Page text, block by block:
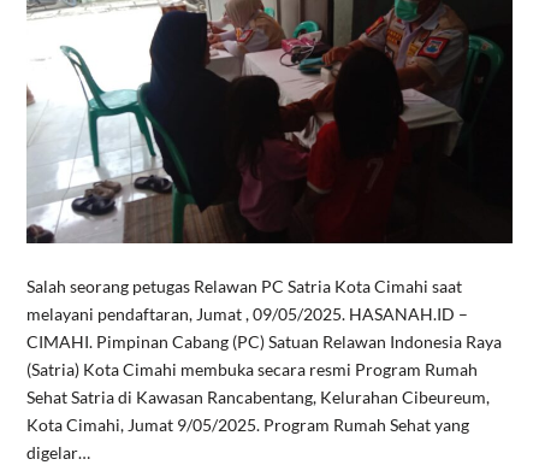
Salah seorang petugas Relawan PC Satria Kota Cimahi saat
melayani pendaftaran, Jumat , 09/05/2025. HASANAH.ID –
CIMAHI. Pimpinan Cabang (PC) Satuan Relawan Indonesia Raya
(Satria) Kota Cimahi membuka secara resmi Program Rumah
Sehat Satria di Kawasan Rancabentang, Kelurahan Cibeureum,
Kota Cimahi, Jumat 9/05/2025. Program Rumah Sehat yang
digelar…